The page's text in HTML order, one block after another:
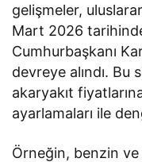
gelişmeler,
Mart 2026
Cumhurbaşkanı
devreye alındı. Bu
akaryakıt
ayarlamaları ile
Örneğin, benzin ve